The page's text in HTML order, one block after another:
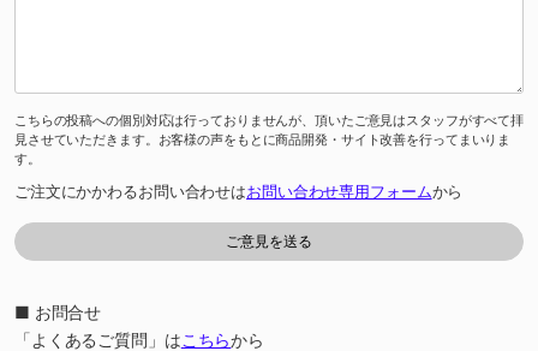
こちらの投稿への個別対応は行っておりませんが、頂いたご意見はスタッフがすべて拝
見させていただきます。お客様の声をもとに商品開発・サイト改善を行ってまいりま
す。
ご注文にかかわるお問い合わせはお問い合わせ専用フォームから
■ お問合せ
「よくあるご質問」はこちらから